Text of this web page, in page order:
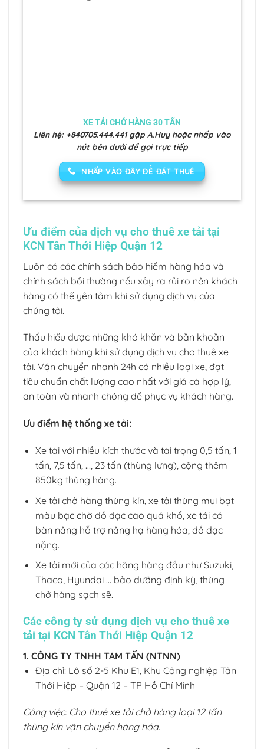
XE TẢI CHỞ HÀNG 30 TẤN
Liên hệ: +840705.444.441 gặp A.Huy hoặc nhấp vào
nút bên dưới để gọi trực tiếp
NHẤP VÀO ĐÂY ĐỂ ĐẶT THUÊ
Ưu điểm của dịch vụ cho thuê xe tải tại
KCN Tân Thới Hiệp Quận 12
Luôn có các chính sách bảo hiểm hàng hóa và
chính sách bồi thường nếu xảy ra rủi ro nên khách
hàng có thể yên tâm khi sử dụng dịch vụ của
chúng tôi.
Thấu hiểu được những khó khăn và băn khoăn
của khách hàng khi sử dụng dịch vụ cho thuê xe
tải. Vận chuyển nhanh 24h có nhiều loại xe, đạt
tiêu chuẩn chất lượng cao nhất với giá cả hợp lý,
an toàn và nhanh chóng để phục vụ khách hàng.
Ưu điểm hệ thống xe tải:
Xe tải với nhiều kích thước và tải trọng 0,5 tấn, 1
tấn, 7,5 tấn, …, 23 tấn (thùng lửng), cộng thêm
850kg thùng hàng.
Xe tải chở hàng thùng kín, xe tải thùng mui bạt
màu bạc chở đồ đạc cao quá khổ, xe tải có
bàn nâng hỗ trợ nâng hạ hàng hóa, đồ đạc
nặng.
Xe tải mới của các hãng hàng đầu như Suzuki,
Thaco, Hyundai … bảo dưỡng định kỳ, thùng
chở hàng sạch sẽ.
Các công ty sử dụng dịch vụ cho thuê xe
tải tại KCN Tân Thới Hiệp Quận 12
1. CÔNG TY TNHH TAM TẤN (NTNN)
Địa chỉ: Lô số 2-5 Khu E1, Khu Công nghiệp Tân
Thới Hiệp – Quận 12 – TP Hồ Chí Minh
Công việc: Cho thuê xe tải chở hàng loại 12 tấn
thùng kín vận chuyển hàng hóa.